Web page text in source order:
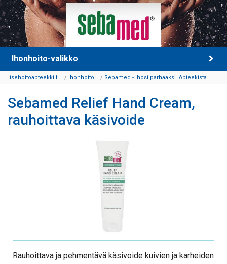
Ihonhoito-valikko
Itsehoitoapteekki.fi Ihonhoito Sebamed - Ihosi parhaaksi. Apteekista.
Sebamed Relief Hand Cream,
rauhoittava käsivoide
Rauhoittava ja pehmentävä käsivoide kuivien ja karheiden